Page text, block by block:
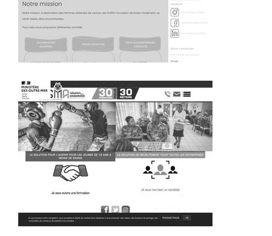
~444€/mois économisés d'annonces commerciales
~337€/mois économisés d'annonces commerciales